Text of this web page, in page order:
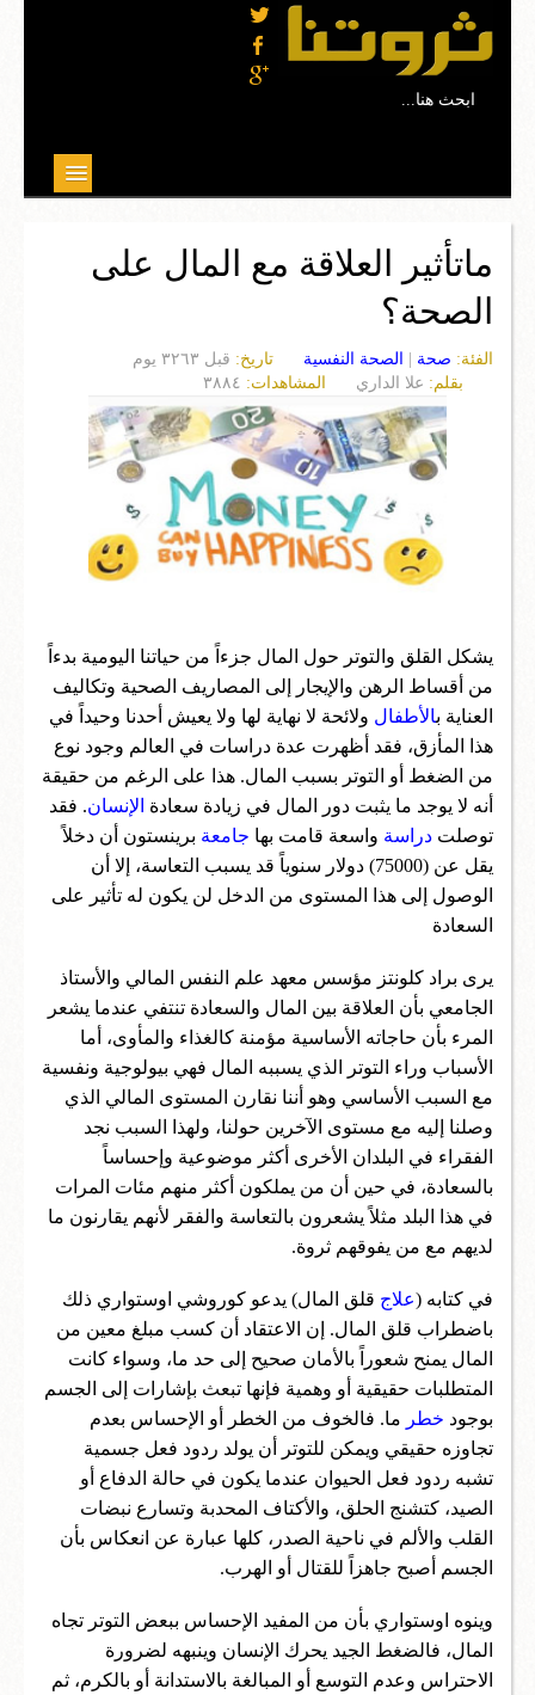
...ابحث هنا
علوم
صحة
مجتمع
اعمال
سؤال وجواب
ماتأثير العلاقة مع المال على
الصحة؟
الفئة: صحة الصحة النفسية تاريخ: قبل ٣٢٦٣ يوم
بقلم: علا الداري المشاهدات:
يشكل القلق والتوتر حول المال جزءاً من حياتنا اليومية بدءاً
من أقساط الرهن والإيجار إلى المصاريف الصحية وتكاليف
العناية بالأطفال ولائحة لا نهاية لها ولا يعيش أحدنا وحيداً في
هذا المأزق، فقد أظهرت عدة دراسات في العالم وجود نوع
من الضغط أو التوتر بسبب المال. هذا على الرغم من حقيقة
أنه لا يوجد ما يثبت دور المال في زيادة سعادة الإنسان. فقد
توصلت دراسة واسعة قامت بها جامعة برينستون أن دخلاً
يقل عن (75000) دولار سنوياً قد يسبب التعاسة، إلا أن
الوصول إلى هذا المستوى من الدخل لن يكون له تأثير على
السعادة
يرى براد كلونتز مؤسس معهد علم النفس المالي والأستاذ
الجامعي بأن العلاقة بين المال والسعادة تنتفي عندما يشعر
المرء بأن حاجاته الأساسية مؤمنة كالغذاء والمأوى، أما
الأسباب وراء التوتر الذي يسببه المال فهي بيولوجية ونفسية
مع السبب الأساسي وهو أننا نقارن المستوى المالي الذي
وصلنا إليه مع مستوى الآخرين حولنا، ولهذا السبب نجد
الفقراء في البلدان الأخرى أكثر موضوعية وإحساساً
بالسعادة، في حين أن من يملكون أكثر منهم مئات المرات
في هذا البلد مثلاً يشعرون بالتعاسة والفقر لأنهم يقارنون ما
لديهم مع من يفوقهم ثروة.
في كتابه (علاج قلق المال) يدعو كوروشي اوستواري ذلك
باضطراب قلق المال. إن الاعتقاد أن كسب مبلغ معين من
المال يمنح شعوراً بالأمان صحيح إلى حد ما، وسواء كانت
المتطلبات حقيقية أو وهمية فإنها تبعث بإشارات إلى الجسم
بوجود خطر ما. فالخوف من الخطر أو الإحساس بعدم
تجاوزه حقيقي ويمكن للتوتر أن يولد ردود فعل جسمية
تشبه ردود فعل الحيوان عندما يكون في حالة الدفاع أو
الصيد، كتشنج الحلق، والأكتاف المحدبة وتسارع نبضات
القلب والألم في ناحية الصدر، كلها عبارة عن انعكاس بأن
الجسم أصبح جاهزاً للقتال أو الهرب.
وينوه اوستواري بأن من المفيد الإحساس ببعض التوتر تجاه
المال، فالضغط الجيد يحرك الإنسان وينبهه لضرورة
الاحتراس وعدم التوسع أو المبالغة بالاستدانة أو بالكرم، ثم